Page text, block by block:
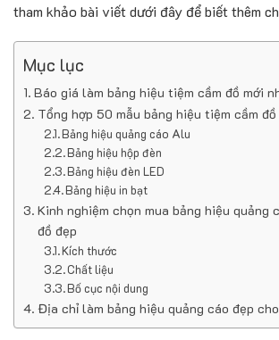
tham khảo bài viết dưới đây để biết thêm
Mục lục
Báo giá làm bảng hiệu tiệm cầm đồ mới
Tổng hợp 50 mẫu bảng hiệu tiệm cầm đồ
Bảng hiệu quảng cáo Alu
Bảng hiệu hộp đèn
Bảng hiệu đèn LED
Bảng hiệu in bạt
Kinh nghiệm chọn mua bảng hiệu quảng
đồ đẹp
Kích thước
Chất liệu
Bố cục nội dung
Địa chỉ làm bảng hiệu quảng cáo đẹp